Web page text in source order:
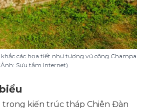
các họa tiết như tượng vũ công Champa
Sưu tầm Internet)
kiến trúc tháp Chiên Đàn